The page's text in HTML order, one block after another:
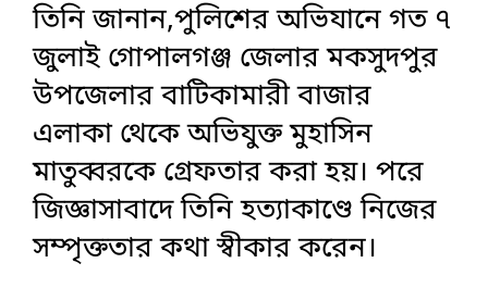
তিনি জানান,পুলিশের অভিযানে গত ৭
জুলাই গোপালগঞ্জ জেলার মকসুদপুর
উপজেলার বাটিকামারী বাজার
এলাকা থেকে অভিযুক্ত মুহাসিন
মাতুব্বরকে গ্রেফতার করা হয়। পরে
জিজ্ঞাসাবাদে তিনি হত্যাকাণ্ডে নিজের
সম্পৃক্ততার কথা স্বীকার করেন।